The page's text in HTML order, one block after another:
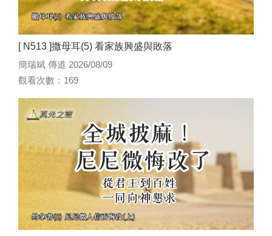
[ N513 ]撒母耳(5) 看家族興盛與敗落
簡瑞斌 傳道 2026/08/09
觀看次數：169